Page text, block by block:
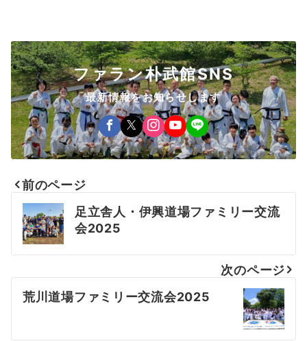
ファラン朴武館SNS
最新情報をお知らせします
投
稿
ナ
ビ
ゲ
前のページ
足立舎人・伊興道場ファミリー交流
会2025
次のページ
荒川道場ファミリー交流会2025